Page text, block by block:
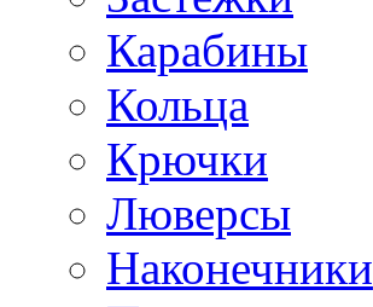
Карабины
Кольца
Крючки
Люверсы
Наконечники